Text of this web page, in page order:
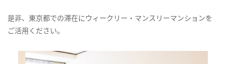
是非、東京都での滞在にウィークリー・マンスリーマンションを
ご活用ください。